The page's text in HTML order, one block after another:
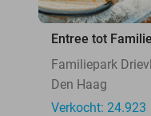
Entree tot
Familiepark
Den Haag
Verkocht: 24.923